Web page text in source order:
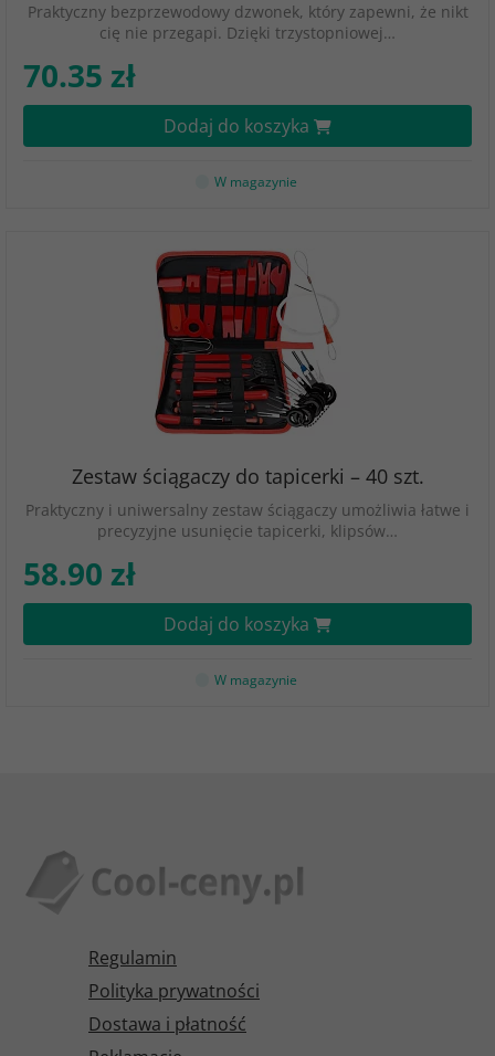
Praktyczny bezprzewodowy dzwonek, który zapewni, że nikt
cię nie przegapi. Dzięki trzystopniowej…
70.35 zł
Dodaj do koszyka
W magazynie
Zestaw ściągaczy do tapicerki – 40 szt.
Praktyczny i uniwersalny zestaw ściągaczy umożliwia łatwe i
precyzyjne usunięcie tapicerki, klipsów…
58.90 zł
Dodaj do koszyka
W magazynie
Regulamin
Polityka prywatności
Dostawa i płatność